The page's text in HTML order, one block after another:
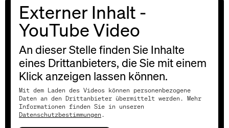
Externer Inhalt -
YouTube Video
An dieser Stelle finden Sie Inhalte
eines Drittanbieters, die Sie mit einem
Klick anzeigen lassen können.
Mit dem Laden des Videos können personenbezogene
Daten an den Drittanbieter übermittelt werden. Mehr
Informationen finden Sie in unseren
Datenschutzbestimmungen .